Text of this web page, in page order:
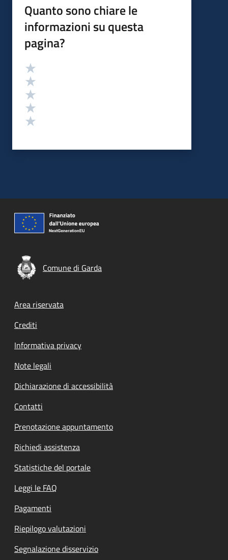
Quanto sono chiare le
informazioni su questa
pagina?
Valutazione
Comune di Garda
Footer menu
Area riservata
Crediti
Informativa privacy
Note legali
Dichiarazione di accessibilità
Contatti
Prenotazione appuntamento
Richiedi assistenza
Statistiche del portale
Leggi le FAQ
Pagamenti
Riepilogo valutazioni
Segnalazione disservizio